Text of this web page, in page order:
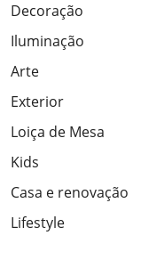
Decoração
Iluminação
Arte
Exterior
Loiça de Mesa
Kids
Casa e renovação
Lifestyle